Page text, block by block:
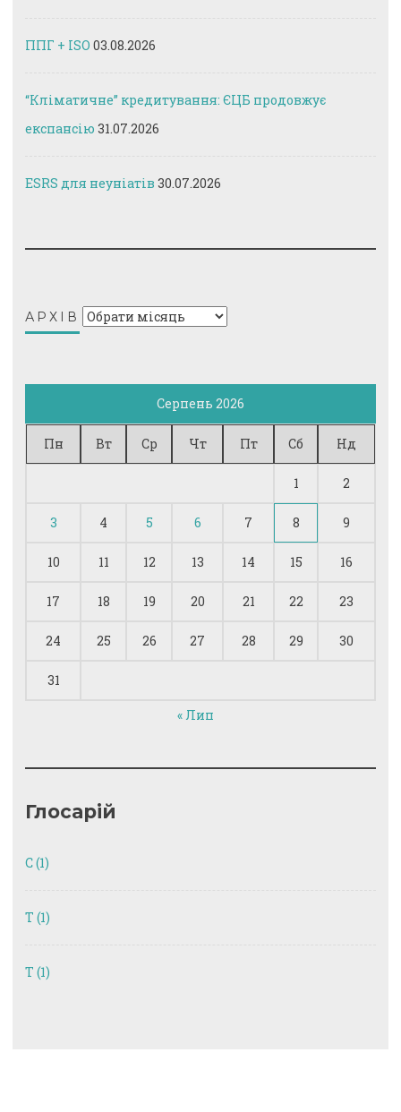
ППГ + ISO 03.08.2026
“Кліматичне” кредитування: ЄЦБ продовжує
експансію 31.07.2026
ESRS для неуніатів 30.07.2026
АРХІВ Архів
Серпень 2026
Пн Вт Ср Чт Пт Сб Нд
1 2
3 4 5 6 7 8 9
10 11 12 13 14 15 16
17 18 19 20 21 22 23
24 25 26 27 28 29 30
31
« Лип
Глосарій
C(1)
T (1)
Т (1)